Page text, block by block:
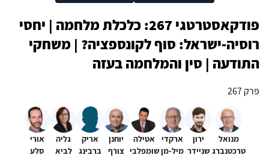
פודקאסטרטגי 267: כלכלת מלחמה | יחסי
רוסיה-ישראל: סוף לקונספציה? | משחקי
התודעה | סין והמלחמה בעזה
פרק 267
מנואל
טרכטנברג
ירון
שניידר
ארקדי
מיל-מן
אטילה
שומפלבי
יוחנן
צורף
אריק
ברבינג
גליה
לביא
אורי
סלע